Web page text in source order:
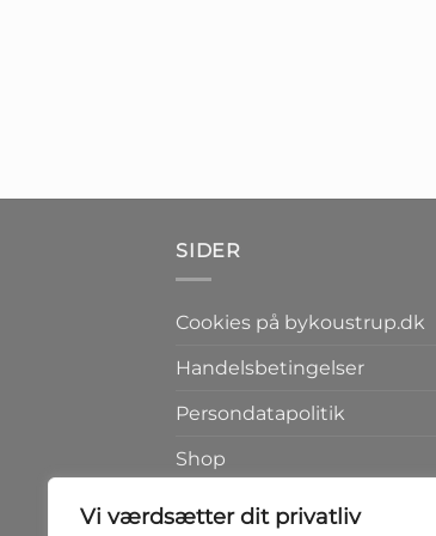
Vi værdsætter dit privatliv
SIDER
Cookies på bykoustrup.dk
Handelsbetingelser
Persondatapolitik
Shop
Kontakt